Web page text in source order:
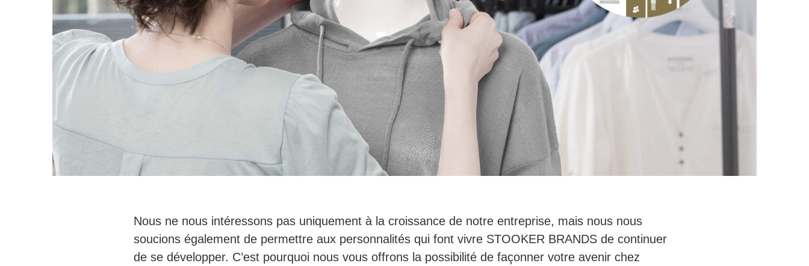
Nous ne nous intéressons pas uniquement à la croissance de notre entreprise, mais nous nous
soucions également de permettre aux personnalités qui font vivre STOOKER BRANDS de continuer
de se développer. C’est pourquoi nous vous offrons la possibilité de façonner votre avenir chez